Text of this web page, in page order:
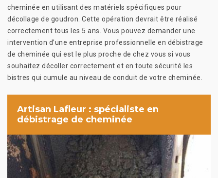
cheminée en utilisant des matériels spécifiques pour
décollage de goudron. Cette opération devrait être réalisé
correctement tous les 5 ans. Vous pouvez demander une
intervention d’une entreprise professionnelle en débistrage
de cheminée qui est le plus proche de chez vous si vous
souhaitez décoller correctement et en toute sécurité les
bistres qui cumule au niveau de conduit de votre cheminée.
Artisan Lafleur : spécialiste en
débistrage de cheminée